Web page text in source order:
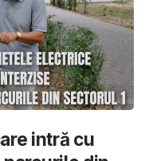
intră cu